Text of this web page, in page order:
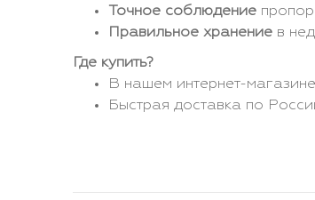
Точное соблюдение
Правильное хранение в
Где купить?
В нашем интернет-магазине
Быстрая доставка по